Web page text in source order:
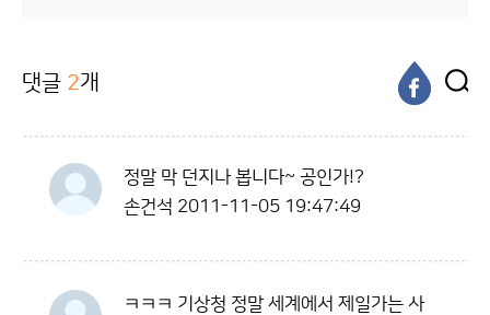
댓글 2개
정말 막 던지나 봅니다~ 공인가!?
손건석 2011-11-05 19:47:49
ㅋㅋㅋ 기상청 정말 세계에서 제일가는 사